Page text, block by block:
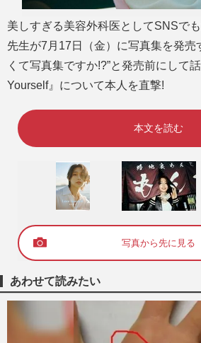
美しすぎる美容外科医としてSNSで
先生が7月17日（金）に写真集を発売
くて写真集ですか!?”と発売前にして
Yourself』について本人を直撃!
本文を読む
写真から先に見る
あわせて読みたい